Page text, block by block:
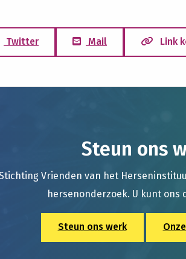
Twitter Mail Link
Steun ons
Vrienden van het
hersenonderzoek. U kunt ons
Steun ons werk